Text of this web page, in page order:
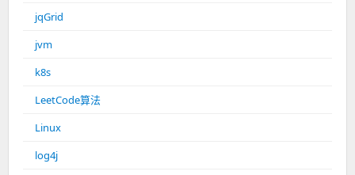
jqGrid
jvm
k8s
LeetCode算法
Linux
log4j